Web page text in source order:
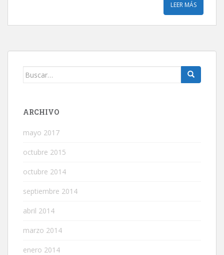
LEER MÁS
Buscar:
ARCHIVO
mayo 2017
octubre 2015
octubre 2014
septiembre 2014
abril 2014
marzo 2014
enero 2014